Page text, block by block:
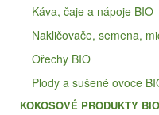
Káva, čaje a nápoje BIO
Nakličovače, semena,
Ořechy BIO
Plody a sušené ovoce
KOKOSOVÉ PRODUKTY BIO